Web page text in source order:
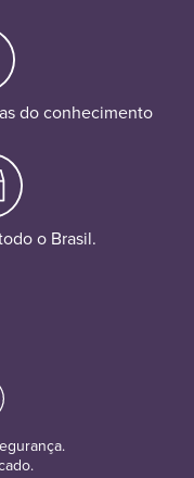
do conhecimento
o Brasil.